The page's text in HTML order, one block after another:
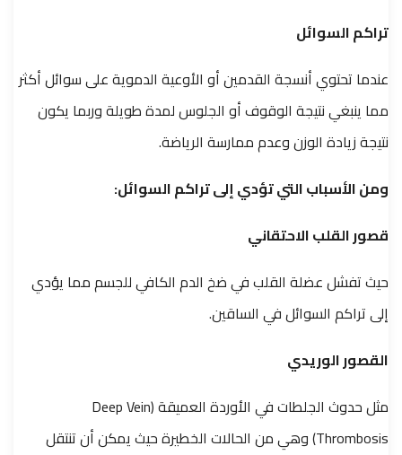
تراكم السوائل
عندما تحتوي أنسجة القدمين أو الأوعية الدموية على سوائل أكثر
مما ينبغي نتيجة الوقوف أو الجلوس لمدة طويلة وربما يكون
نتيجة زيادة الوزن وعدم ممارسة الرياضة.
ومن الأسباب التي تؤدي إلى تراكم السوائل:
قصور القلب الاحتقاني
حيث تفشل عضلة القلب في ضخ الدم الكافي للجسم مما يؤدي
إلى تراكم السوائل في الساقين.
القصور الوريدي
مثل حدوث الجلطات في الأوردة العميقة (Deep Vein
Thrombosis) وهي من الحالات الخطيرة حيث يمكن أن تنتقل